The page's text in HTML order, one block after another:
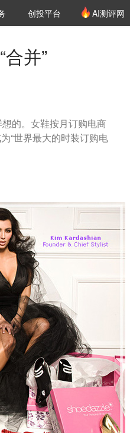
创投平台 AI测评网
并”
的。女鞋按月订购电商
“世界最大的时装订购电